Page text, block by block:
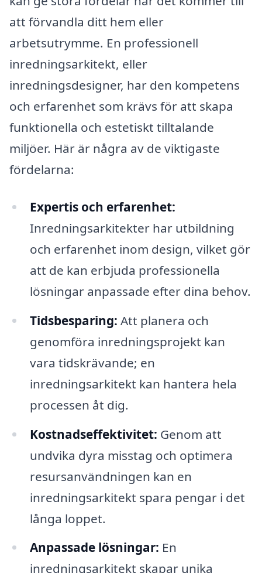
att förvandla ditt hem eller
arbetsutrymme. En professionell
inredningsarkitekt, eller
inredningsdesigner, har den kompetens
och erfarenhet som krävs för att skapa
funktionella och estetiskt tilltalande
miljöer. Här är några av de viktigaste
fördelarna:
Expertis och erfarenhet:
Inredningsarkitekter har utbildning
och erfarenhet inom design, vilket gör
att de kan erbjuda professionella
lösningar anpassade efter dina behov.
Tidsbesparing: Att planera och
genomföra inredningsprojekt kan
vara tidskrävande; en
inredningsarkitekt kan hantera hela
processen åt dig.
Kostnadseffektivitet: Genom att
undvika dyra misstag och optimera
resursanvändningen kan en
inredningsarkitekt spara pengar i det
långa loppet.
Anpassade lösningar: En
inredningsarkitekt skapar unika